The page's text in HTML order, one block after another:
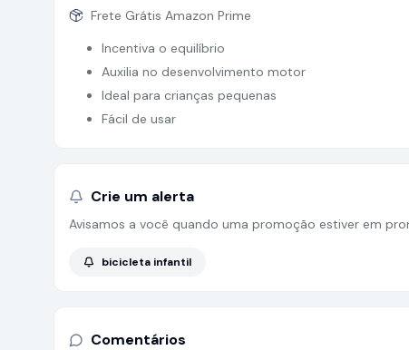
Frete Grátis Amazon Prime
Incentiva o equilíbrio
Auxilia no desenvolvimento motor
Ideal para crianças pequenas
Fácil de usar
Crie um alerta
Avisamos a você quando uma promoção estiver em
bicicleta infantil
Comentários